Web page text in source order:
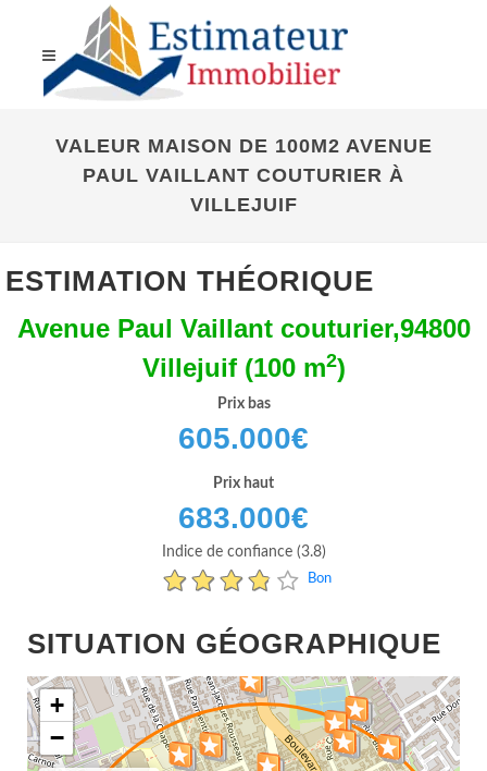
VALEUR MAISON DE 100M2 AVENUE
PAUL VAILLANT COUTURIER À
VILLEJUIF
ESTIMATION THÉORIQUE
Avenue Paul Vaillant couturier,94800
Villejuif (100 m2)
Prix bas
605.000€
Prix haut
683.000€
Indice de confiance (3.8)
Bon
SITUATION GÉOGRAPHIQUE
+
−